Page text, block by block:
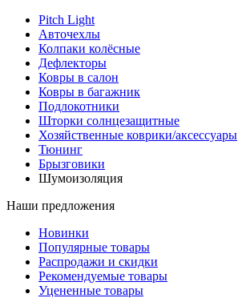
Pitch Light
Авточехлы
Колпаки колёсные
Дефлекторы
Ковры в салон
Ковры в багажник
Подлокотники
Шторки солнцезащитные
Хозяйственные коврики/аксессуары
Тюнинг
Брызговики
Шумоизоляция
Наши предложения
Новинки
Популярные товары
Распродажи и скидки
Рекомендуемые товары
Уцененные товары